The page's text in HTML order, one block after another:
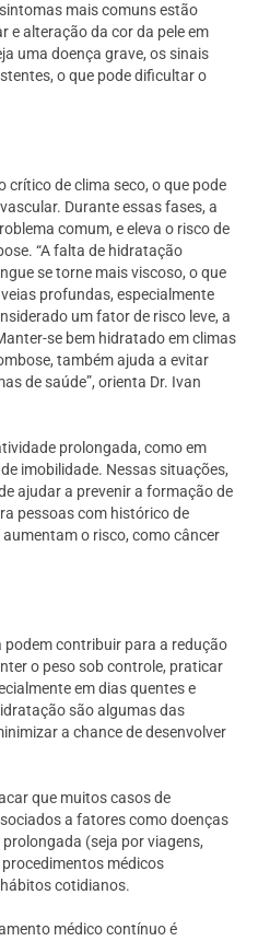
mais comuns estão
e alteração da cor da pele em
uma doença grave, os sinais
o que pode dificultar o
crítico de clima seco, o que pode
Durante essas fases, a
comum, e eleva o risco de
“A falta de hidratação
se torne mais viscoso, o que
profundas, especialmente
um fator de risco leve, a
se bem hidratado em climas
também ajuda a evitar
de saúde”, orienta Dr. Ivan
prolongada, como em
imobilidade. Nessas situações,
ajudar a prevenir a formação de
pessoas com histórico de
o risco, como câncer
podem contribuir para a redução
o peso sob controle, praticar
em dias quentes e
são algumas das
a chance de desenvolver
que muitos casos de
a fatores como doenças
(seja por viagens,
médicos
cotidianos.
médico contínuo é